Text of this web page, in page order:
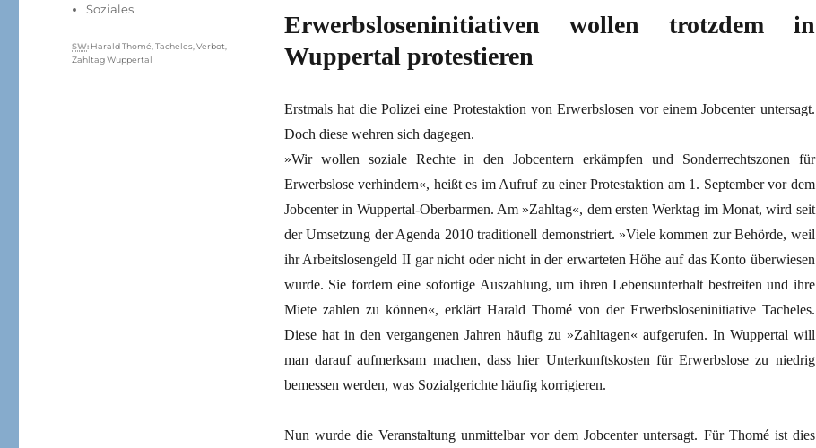
Erwerbsloseninitiativen wollen trotzdem in
Wuppertal protestieren
Erstmals hat die Polizei eine Protestaktion von Erwerbslosen vor einem Jobcenter untersagt.
Doch diese wehren sich dagegen.
»Wir wollen soziale Rechte in den Jobcentern erkämpfen und Sonderrechtszonen für
Erwerbslose verhindern«, heißt es im Aufruf zu einer Protestaktion am 1. September vor dem
Jobcenter in Wuppertal-Oberbarmen. Am »Zahltag«, dem ersten Werktag im Monat, wird seit
der Umsetzung der Agenda 2010 traditionell demonstriert. »Viele kommen zur Behörde, weil
ihr Arbeitslosengeld II gar nicht oder nicht in der erwarteten Höhe auf das Konto überwiesen
wurde. Sie fordern eine sofortige Auszahlung, um ihren Lebensunterhalt bestreiten und ihre
Miete zahlen zu können«, erklärt Harald Thomé von der Erwerbsloseninitiative Tacheles.
Diese hat in den vergangenen Jahren häufig zu »Zahltagen« aufgerufen. In Wuppertal will
man darauf aufmerksam machen, dass hier Unterkunftskosten für Erwerbslose zu niedrig
bemessen werden, was Sozialgerichte häufig korrigieren.
Nun wurde die Veranstaltung unmittelbar vor dem Jobcenter untersagt. Für Thomé ist dies
Kategorien
Soziales
Schlagwörter
SW: Harald Thomé ,Tacheles ,Verbot
Zahltag Wuppertal